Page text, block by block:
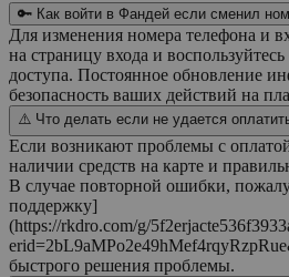
🔑 Как войти в Фандей если сменил
Для изменения номера телефона и
на страницу входа и
доступа. Постоянное обновление
безопасность ваших действий на
⚠️ Что делать если не удается
Если возникают проблемы с
наличии средств на карте и
В случае повторной ошибки,
поддержку]
(https://rkdro.com/g/
быстрого решения проблемы.